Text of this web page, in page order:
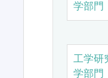
学部門
工学
学部門